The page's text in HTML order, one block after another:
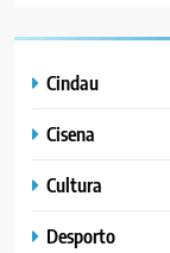
Cindau
Cisena
Cultura
Desporto